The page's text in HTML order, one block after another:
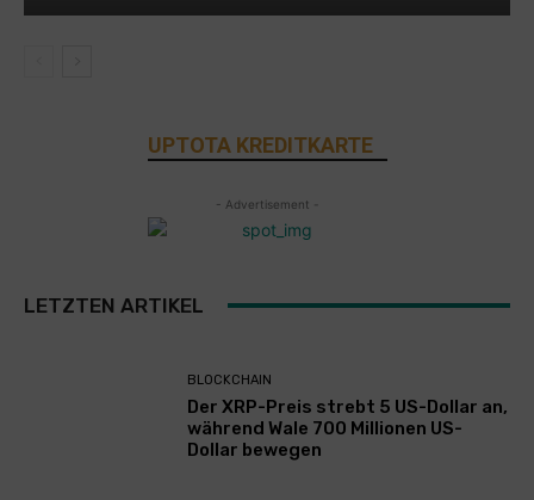
UPTOTA KREDITKARTE
- Advertisement -
LETZTEN ARTIKEL
BLOCKCHAIN
Der XRP-Preis strebt 5 US-Dollar an,
während Wale 700 Millionen US-
Dollar bewegen